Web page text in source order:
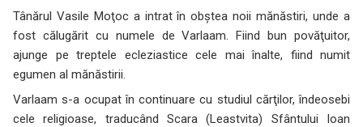
Tânărul Vasile Moţoc a intrat în obştea noii mănăstiri, unde a
fost călugărit cu numele de Varlaam. Fiind bun povăţuitor,
ajunge pe treptele ecleziastice cele mai înalte, fiind numit
egumen al mănăstirii.
Varlaam s-a ocupat în continuare cu studiul cărţilor, îndeosebi
cele religioase, traducând Scara (Leastvita) Sfântului Ioan